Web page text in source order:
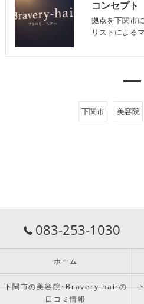
コンセプト
拠点を下関市
リストによる
下関市 美容院
083-253-1030
ホーム
下関市の美容院･Bravery-hairの
口コミ情報